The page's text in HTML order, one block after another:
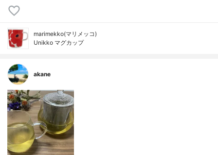
marimekko(マリメッコ)
Unikko マグカップ
akane